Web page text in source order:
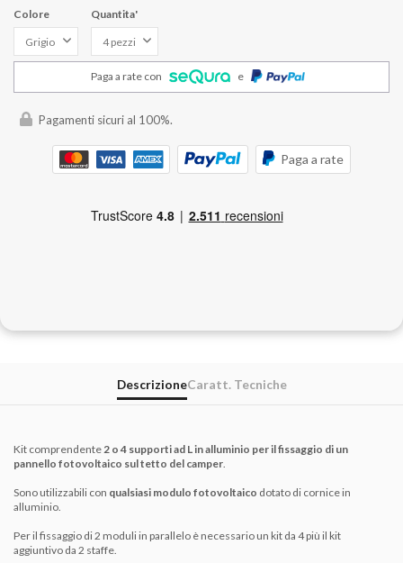
Colore Quantita'
Paga a rate con e
Pagamenti sicuri al 100%.
Paga a rate
DescrizioneCaratt. Tecniche
Kit comprendente2 o 4 supporti ad L in alluminio per il fissaggio di un
pannello fotovoltaico sul tetto del camper.
Sono utilizzabili con qualsiasi modulo fotovoltaico dotato di cornice in
alluminio.
Per il fissaggio di 2 moduli in parallelo è necessario un kit da 4 più il kit
aggiuntivo da 2 staffe.